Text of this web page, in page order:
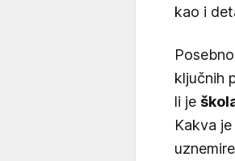
kao i
ključnih
li je
Kakva